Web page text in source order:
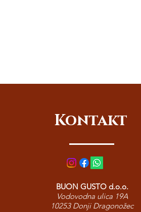
Kontakt
BUON GUSTO d.o.o.
Vodovodna ulica 19A
10253 Donji Dragonožec